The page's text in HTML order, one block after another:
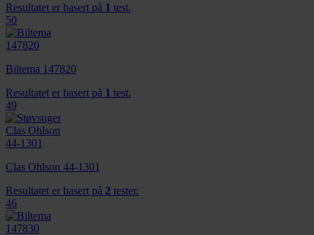
Resultatet er basert på 1 test.
50
Biltema 147820
Resultatet er basert på 1 test.
49
Clas Ohlson 44-1301
Resultatet er basert på 2 tester.
46